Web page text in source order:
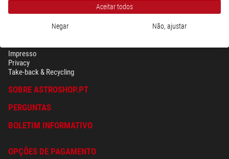
Impresso
Privacy
Take-back & Recycling
SOBRE ASTROSHOP.PT
PERGUNTAS
BOLETIM INFORMATIVO
OPÇÕES DE PAGAMENTO
Aceitar todos
Negar Não, ajustar